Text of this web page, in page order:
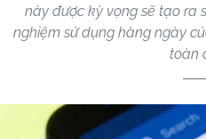
này được kỳ vọng sẽ tạo ra
nghiệm sử dụng hàng ngày
toàn